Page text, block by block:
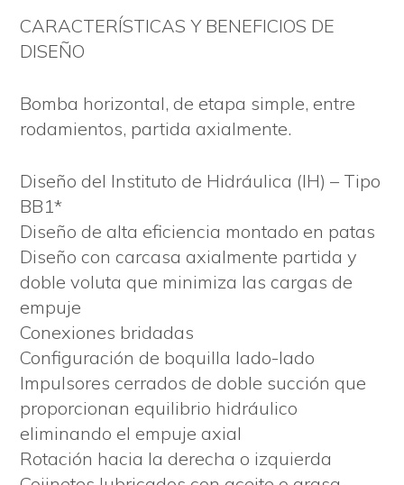
CARACTERÍSTICAS Y BENEFICIOS DE
DISEÑO
Bomba horizontal, de etapa simple, entre
rodamientos, partida axialmente.
Diseño del Instituto de Hidráulica (IH) – Tipo
BB1*
Diseño de alta eficiencia montado en patas
Diseño con carcasa axialmente partida y
doble voluta que minimiza las cargas de
empuje
Conexiones bridadas
Configuración de boquilla lado-lado
Impulsores cerrados de doble succión que
proporcionan equilibrio hidráulico
eliminando el empuje axial
Rotación hacia la derecha o izquierda